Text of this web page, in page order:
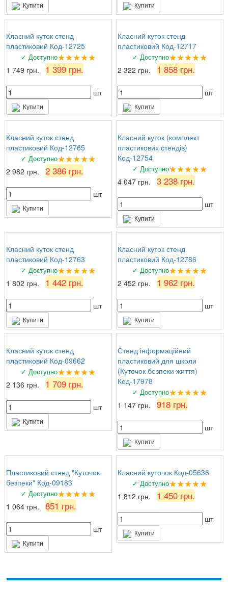
Купити Купити
Класний куток стенд
пластиковий Код-12725
✓ Доступно★★★★★
1 749 грн. 1 399 грн.
шт
Купити
Класний куток стенд
пластиковий Код-12717
✓ Доступно★★★★★
2 322 грн. 1 858 грн.
шт
Купити
Класний куток стенд
пластиковий Код-12765
✓ Доступно★★★★★
2 982 грн. 2 386 грн.
шт
Купити
Класний куток (комплект
пластикових стендів)
Код-12754
✓ Доступно★★★★★
4 047 грн. 3 238 грн.
шт
Купити
Класний куток стенд
пластиковий Код-12763
✓ Доступно★★★★★
1 802 грн. 1 442 грн.
шт
Купити
Класний куток стенд
пластиковий Код-12786
✓ Доступно★★★★★
2 452 грн. 1 962 грн.
шт
Купити
Класний куток стенд
пластиковий Код-09662
✓ Доступно★★★★★
2 136 грн. 1 709 грн.
шт
Купити
Стенд інформаційний
пластиковий для школи
(Куточок безпеки життя)
Код-17978
✓ Доступно★★★★★
1 147 грн. 918 грн.
шт
Купити
Пластиковий стенд "Куточок
безпеки" Код-09183
✓ Доступно★★★★★
1 064 грн. 851 грн.
шт
Купити
Класний куточок Код-05636
✓ Доступно★★★★★
1 812 грн. 1 450 грн.
шт
Купити